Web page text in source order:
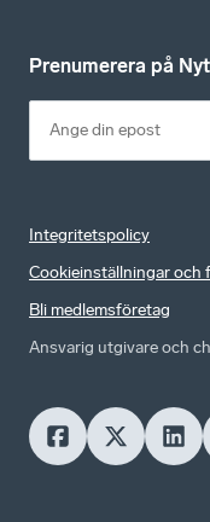
Prenumerera på
Integritetspolicy
Cookieinställningar och
Bli medlemsföretag
Ansvarig utgivare och